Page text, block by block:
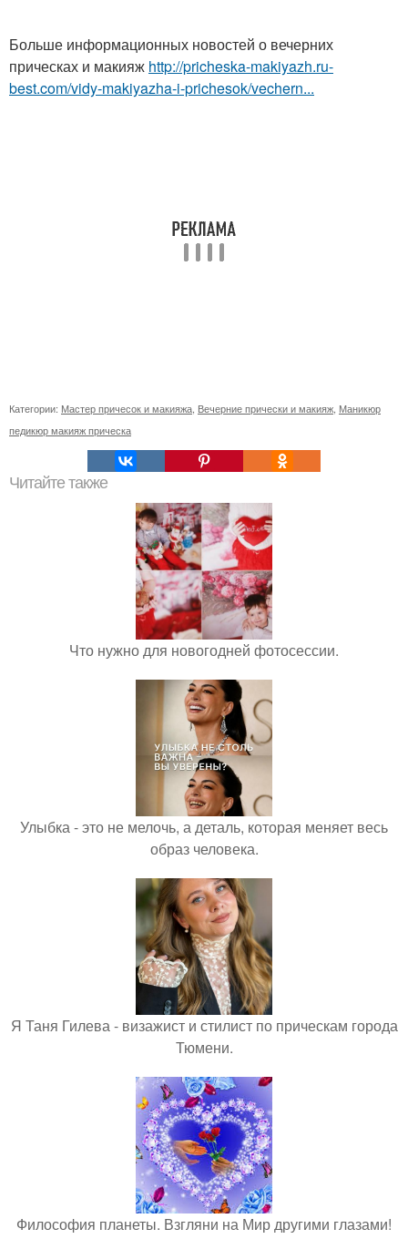
Больше информационных новостей о вечерних
прическах и макияж http://pricheska-makiyazh.ru-
best.com/vidy-makiyazha-i-prichesok/vechern...
Категории: Мастер причесок и макияжа Вечерние прически и макияж Маникюр
педикюр макияж прическа
Читайте также
Что нужно для новогодней фотосессии.
Улыбка - это не мелочь, а деталь, которая меняет весь
образ человека.
Я Таня Гилева - визажист и стилист по прическам города
Тюмени.
Философия планеты. Взгляни на Мир другими глазами!